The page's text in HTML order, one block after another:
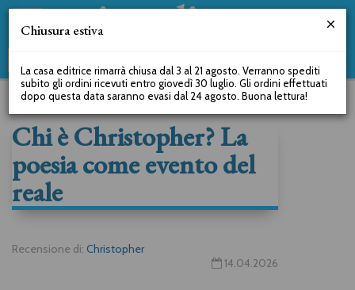
Chi è Christopher? La
poesia come evento del
reale
Recensione di: Christopher
14.04.2026
Chiusura estiva
La casa editrice rimarrà chiusa dal 3 al 21 agosto. Verranno spediti
subito gli ordini ricevuti entro giovedì 30 luglio. Gli ordini effettuati
dopo questa data saranno evasi dal 24 agosto. Buona lettura!